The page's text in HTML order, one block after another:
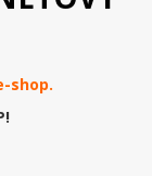
shop.